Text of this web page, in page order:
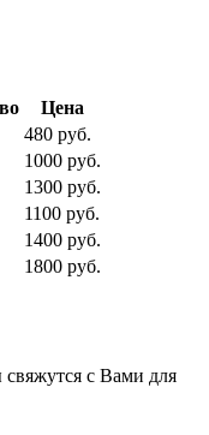
Цена
480 руб.
1000 руб.
1300 руб.
1100 руб.
1400 руб.
1800 руб.
с Вами для